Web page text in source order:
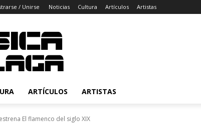
/ Unirse Noticias Cultura Artículos Artistas
ARTÍCULOS ARTISTAS
El flamenco del siglo XIX